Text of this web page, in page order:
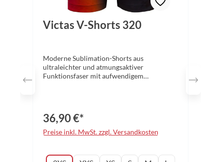
Victas V-Shorts 320
Moderne Sublimation-Shorts aus
ultraleichter und atmungsaktiver
Funktionsfaser mit aufwendigem
die beiden seitlichen Taschen erhöhen
zusätzlich den Tragekomfort. Farbe:
schwarz Material: 100% Polyester Größen:
36,90 €*
Preise inkl. MwSt. zzgl. Versandkosten